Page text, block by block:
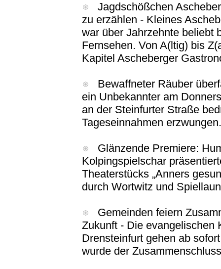
Jagdschößchen
zu erzählen - Kleines
war über Jahrzehnte beliebt
Fernsehen. Von A(ltig) bis
Kapitel Ascheberger
Bewaffneter Räuber
ein Unbekannter am
an der Steinfurter Straße
Tageseinnahmen erzwungen.
Glänzende Premiere:
Kolpingspielschar
Theaterstücks „Anners
durch Wortwitz und
Gemeinden feiern
Zukunft - Die evangelischen
Drensteinfurt gehen ab
wurde der